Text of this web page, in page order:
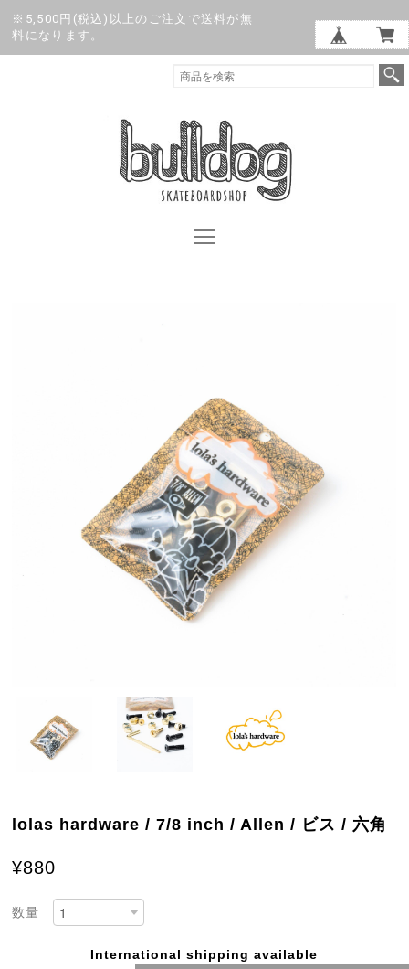
※5,500円(税込)以上のご注文で送料が無
料になります。
lolas hardware / 7/8 inch / Allen / ビス / 六角
¥880
数量
International shipping available